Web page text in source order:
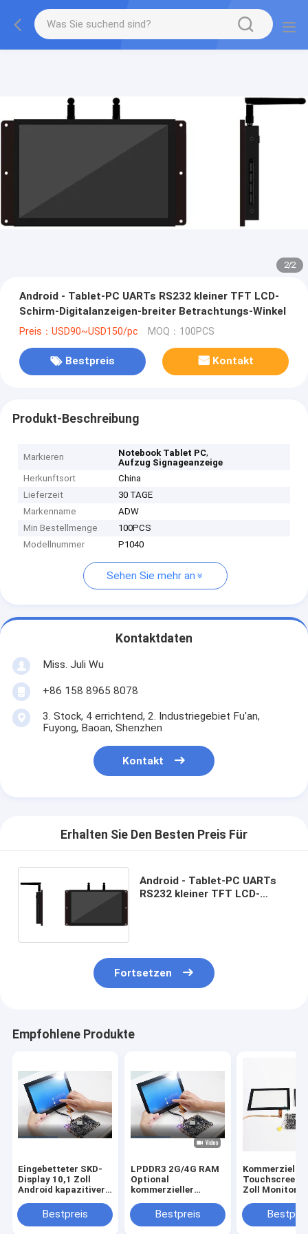
2/2
Android - Tablet-PC UARTs RS232 kleiner TFT LCD-
Schirm-Digitalanzeigen-breiter Betrachtungs-Winkel
Preis：USD90~USD150/pc MOQ：100PCS
Bestpreis Kontakt
Produkt-Beschreibung
Markieren Notebook Tablet PC,
Aufzug Signageanzeige
Herkunftsort
China
Lieferzeit
30 TAGE
Markenname
ADW
Min Bestellmenge
100PCS
Modellnummer
P1040
Sehen Sie mehr an
Kontaktdaten
Miss. Juli Wu
+86 158 8965 8078
3. Stock, 4 errichtend, 2. Industriegebiet Fu'an,
Fuyong, Baoan, Shenzhen
Kontakt
Erhalten Sie Den Besten Preis Für
Android - Tablet-PC UARTs
RS232 kleiner TFT LCD-
Fortsetzen
Empfohlene Produkte
Eingebetteter SKD-
Display 10,1 Zoll
Android kapazitiver
Industriemonitor für
industrielle
Bestpreis
LPDDR3 2G/4G RAM
Optional
kommerzieller
8GB/16G/32G/64G
Speicherkapazität
Bestpreis
Kommerzieller
Touchscreen
Zoll Monitor
Signage
Tablet PC von